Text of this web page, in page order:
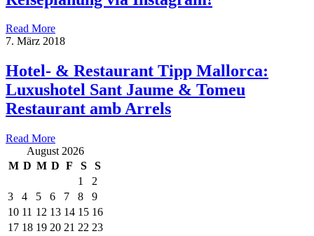
Read More
7. März 2018
Hotel- & Restaurant Tipp Mallorca:
Luxushotel Sant Jaume & Tomeu
Restaurant amb Arrels
Read More
August 2026
M D M D F S
S
1
2
3
4 5 6 7 8
9
10 11 12 13 14 15 16
17 18 19 20 21 22 23